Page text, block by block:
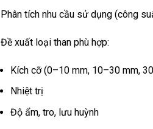
Phân tích nhu cầu sử dụng (công
Đề xuất loại than phù hợp:
Kích cỡ (0–10 mm, 10–30 mm,
Nhiệt trị
Độ ẩm, tro, lưu huỳnh